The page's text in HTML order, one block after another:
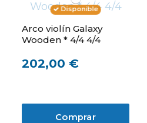
Disponible
Arco violín Galaxy
Wooden * 4/4 4/4
202,00 €
Comprar